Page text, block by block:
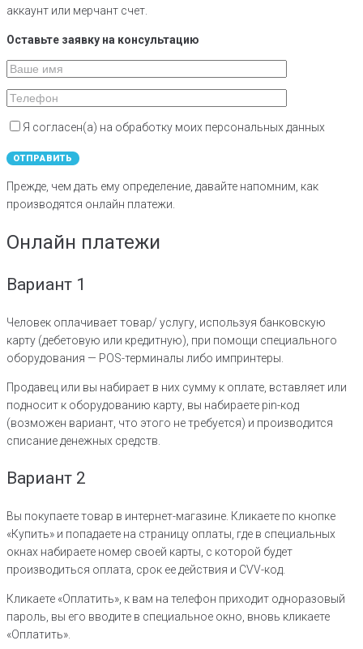
аккаунт или мерчант счет.
Оставьте заявку на консультацию
Я согласен(а) на обработку моих персональных данных
Прежде, чем дать ему определение, давайте напомним, как
производятся онлайн платежи.
Онлайн платежи
Вариант 1
Человек оплачивает товар/ услугу, используя банковскую
карту (дебетовую или кредитную), при помощи специального
оборудования — POS-терминалы либо импринтеры.
Продавец или вы набирает в них сумму к оплате, вставляет или
подносит к оборудованию карту, вы набираете pin-код
(возможен вариант, что этого не требуется) и производится
списание денежных средств.
Вариант 2
Вы покупаете товар в интернет-магазине. Кликаете по кнопке
«Купить» и попадаете на страницу оплаты, где в специальных
окнах набираете номер своей карты, с которой будет
производиться оплата, срок ее действия и CVV-код.
Кликаете «Оплатить», к вам на телефон приходит одноразовый
пароль, вы его вводите в специальное окно, вновь кликаете
«Оплатить».